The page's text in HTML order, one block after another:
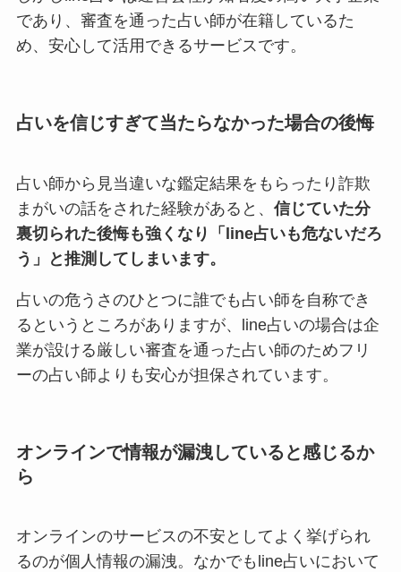
であり、審査を通った占い師が在籍しているた
め、安心して活用できるサービスです。
占いを信じすぎて当たらなかった場合の後悔
占い師から見当違いな鑑定結果をもらったり詐欺
まがいの話をされた経験があると、 信じていた分
裏切られた後悔も強くなり「line占いも危ないだろ
う」と推測してしまいます。
占いの危うさのひとつに誰でも占い師を自称でき
るというところがありますが、line占いの場合は企
業が設ける厳しい審査を通った占い師のためフリ
ーの占い師よりも安心が担保されています。
オンラインで情報が漏洩していると感じるか
ら
オンラインのサービスの不安としてよく挙げられ
るのが個人情報の漏洩。なかでもline占いにおいて